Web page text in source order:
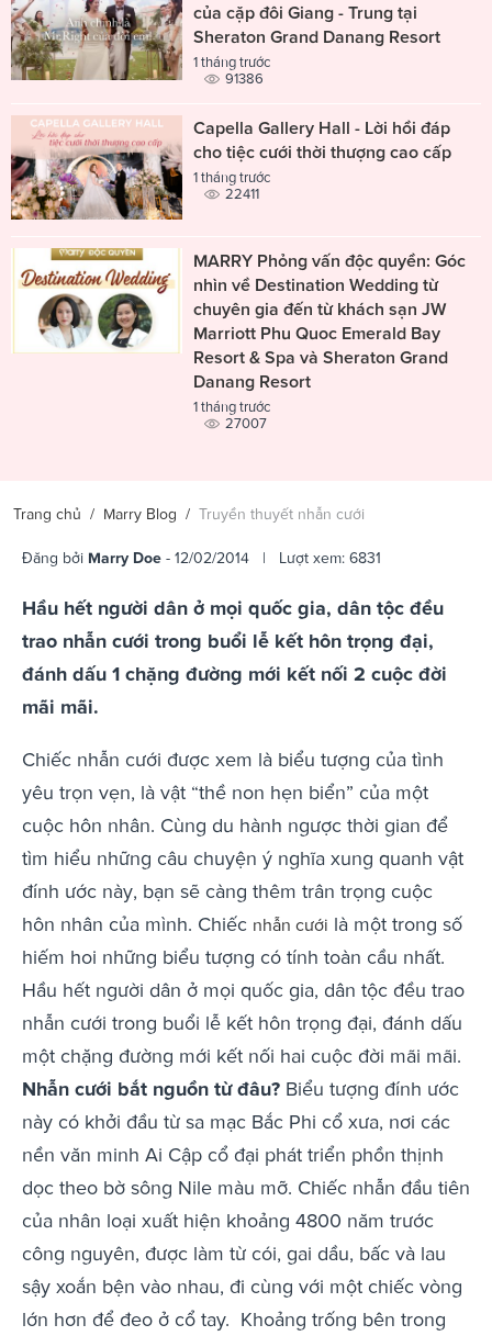
của cặp đôi Giang - Trung tại
Sheraton Grand Danang Resort
1 tháng trước
91386
Capella Gallery Hall - Lời hồi đáp
cho tiệc cưới thời thượng cao cấp
1 tháng trước
22411
MARRY Phỏng vấn độc quyền: Góc
nhìn về Destination Wedding từ
chuyên gia đến từ khách sạn JW
Marriott Phu Quoc Emerald Bay
Resort & Spa và Sheraton Grand
Danang Resort
1 tháng trước
27007
Trang chủ / Marry Blog / Truyền thuyết nhẫn cưới
Đăng bởi Marry Doe - 12/02/2014 | Lượt xem: 6831
Hầu hết người dân ở mọi quốc gia, dân tộc đều
trao nhẫn cưới trong buổi lễ kết hôn trọng đại,
đánh dấu 1 chặng đường mới kết nối 2 cuộc đời
mãi mãi.
Chiếc nhẫn cưới được xem là biểu tượng của tình
yêu trọn vẹn, là vật “thề non hẹn biển” của một
cuộc hôn nhân. Cùng du hành ngược thời gian để
tìm hiểu những câu chuyện ý nghĩa xung quanh vật
đính ước này, bạn sẽ càng thêm trân trọng cuộc
hôn nhân của mình. Chiếc nhẫn cưới là một trong số
hiếm hoi những biểu tượng có tính toàn cầu nhất.
Hầu hết người dân ở mọi quốc gia, dân tộc đều trao
nhẫn cưới trong buổi lễ kết hôn trọng đại, đánh dấu
một chặng đường mới kết nối hai cuộc đời mãi mãi.
Nhẫn cưới bắt nguồn từ đâu? Biểu tượng đính ước
này có khởi đầu từ sa mạc Bắc Phi cổ xưa, nơi các
nền văn minh Ai Cập cổ đại phát triển phồn thịnh
dọc theo bờ sông Nile màu mỡ. Chiếc nhẫn đầu tiên
của nhân loại xuất hiện khoảng 4800 năm trước
công nguyên, được làm từ cói, gai dầu, bấc và lau
sậy xoắn bện vào nhau, đi cùng với một chiếc vòng
lớn hơn để đeo ở cổ tay. Khoảng trống bên trong